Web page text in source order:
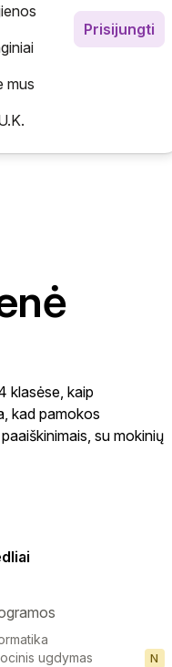
ugdymas
N
mokslai
AI (Pažink DI
verslumas
internete
Karta | Mokytojų DI
mus
Prisijungti
klasėse, kaip
kad pamokos
su mokinių
ugdymas
N